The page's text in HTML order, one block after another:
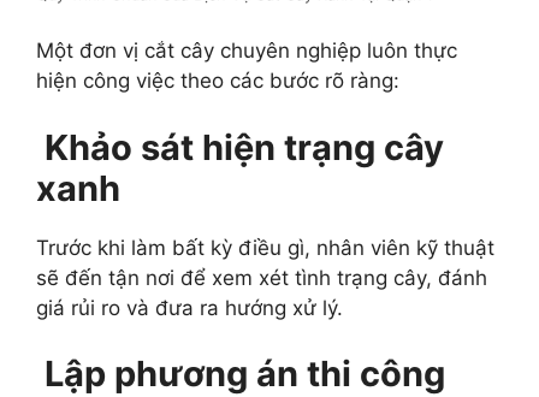
Một đơn vị cắt cây chuyên nghiệp luôn thực
hiện công việc theo các bước rõ ràng:
Khảo sát hiện trạng cây
xanh
Trước khi làm bất kỳ điều gì, nhân viên kỹ thuật
sẽ đến tận nơi để xem xét tình trạng cây, đánh
giá rủi ro và đưa ra hướng xử lý.
Lập phương án thi công